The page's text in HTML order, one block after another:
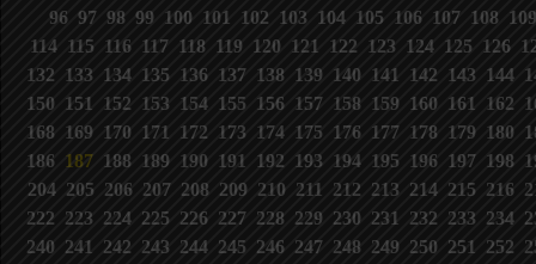
96 97 98 99 100 101 102 103 104 105 106 107 108
114 115 116 117 118 119 120 121 122 123 124 125 126
132
133 134 135 136 137 138 139 140 141 142 143 144
150 151 152 153 154 155 156 157 158 159 160 161 162
168 169 170 171 172 173 174 175 176 177 178 179 180
186 187 188 189 190 191 192 193 194 195 196 197 198
204 205 206 207 208 209 210 211 212 213 214 215 216
222 223 224 225 226 227 228 229 230 231 232 233 234
240 241 242 243 244 245 246 247 248 249 250 251 252